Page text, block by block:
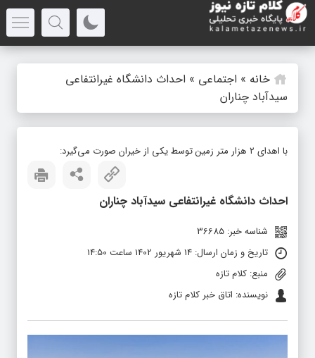
خانه » اجتماعی » احداث دانشگاه غیرانتفاعی
سیدآباد چناران
با اهدای ۲ هزار متر زمین توسط یکی از خیران صورت می‌گیرد:
احداث دانشگاه غیرانتفاعی سیدآباد چناران
شناسه خبر: 36685
تاریخ و زمان ارسال: 14 شهریور 1402 ساعت 14:50
منبع: کلام تازه
نویسنده: اتاق خبر کلام تازه